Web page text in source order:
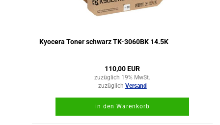
Kyocera Toner schwarz TK-3060BK 14.5K
110,00 EUR
zuzüglich 19% MwSt.
zuzüglich Versand
in den Warenkorb